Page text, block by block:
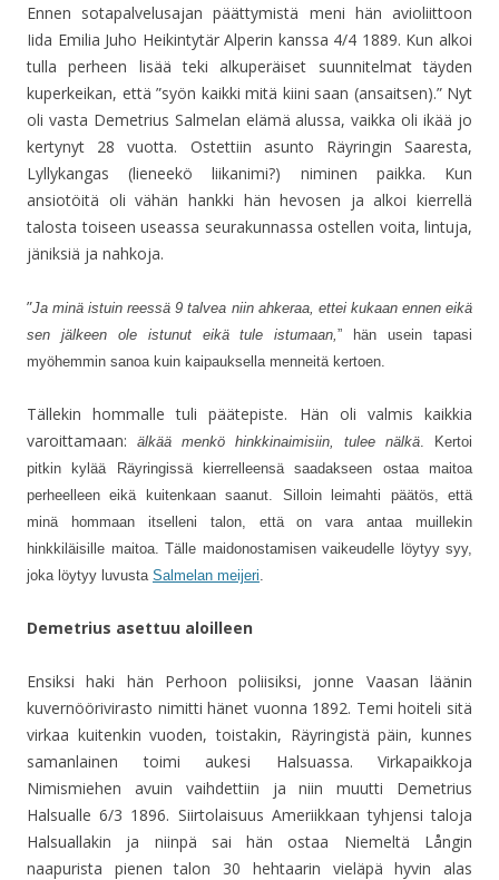
Ennen sotapalvelusajan päättymistä meni hän avioliittoon
Iida Emilia Juho Heikintytär Alperin kanssa 4/4 1889. Kun alkoi
tulla perheen lisää teki alkuperäiset suunnitelmat täyden
kuperkeikan, että ”syön kaikki mitä kiini saan (ansaitsen).” Nyt
oli vasta Demetrius Salmelan elämä alussa, vaikka oli ikää jo
kertynyt 28 vuotta. Ostettiin asunto Räyringin Saaresta,
Lyllykangas (lieneekö liikanimi?) niminen paikka. Kun
ansiotöitä oli vähän hankki hän hevosen ja alkoi kierrellä
talosta toiseen useassa seurakunnassa ostellen voita, lintuja,
jäniksiä ja nahkoja.
”Ja minä istuin reessä 9 talvea niin ahkeraa, ettei kukaan ennen eikä
sen jälkeen ole istunut eikä tule istumaan,” hän usein tapasi
myöhemmin sanoa kuin kaipauksella menneitä kertoen.
Tällekin hommalle tuli päätepiste. Hän oli valmis kaikkia
varoittamaan:
älkää menkö hinkkinaimisiin, tulee nälkä . Kertoi
pitkin kylää Räyringissä kierrelleensä saadakseen ostaa maitoa
perheelleen eikä kuitenkaan saanut. Silloin leimahti päätös, että
minä hommaan itselleni talon, että on vara antaa muillekin
hinkkiläisille maitoa. Tälle maidonostamisen vaikeudelle löytyy syy,
joka löytyy luvusta Salmelan meijeri
Demetrius asettuu aloilleen
Ensiksi haki hän Perhoon poliisiksi, jonne Vaasan läänin
kuvernöörivirasto nimitti hänet vuonna 1892. Temi hoiteli sitä
virkaa kuitenkin vuoden, toistakin, Räyringistä päin, kunnes
samanlainen toimi aukesi Halsuassa. Virkapaikkoja
Nimismiehen avuin vaihdettiin ja niin muutti Demetrius
Halsualle 6/3 1896. Siirtolaisuus Ameriikkaan tyhjensi taloja
Halsuallakin ja niinpä sai hän ostaa Niemeltä Långin
naapurista pienen talon 30 hehtaarin vieläpä hyvin alas